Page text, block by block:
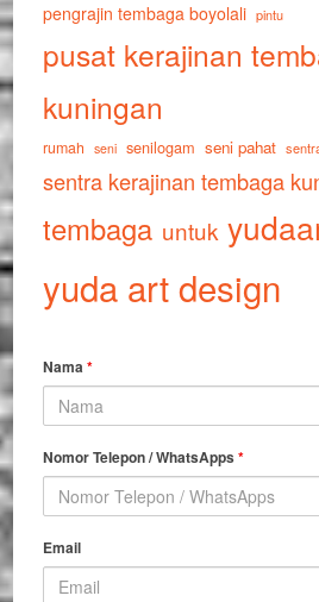
pengrajin tembaga boyolali pintu
pusat kerajinan
kuningan
rumah seni senilogam seni pahat
sentra kerajinan tembaga
tembaga untuk
yuda art design
Nama*
Nomor Telepon / WhatsApps*
Email